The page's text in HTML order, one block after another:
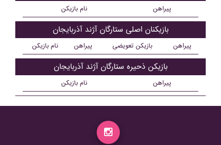
نام بازیکن پیراهن
بازیکنان اصلی ستارگان آژند آذربايجان
نام بازیکن پیراهن بازیکن تعویضی پیراهن
بازیکن ذحیره ستارگان آژند آذربايجان
نام بازیکن پیراهن